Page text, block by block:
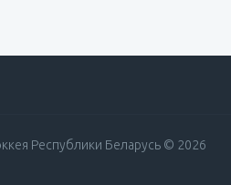
Республики Беларусь © 2026